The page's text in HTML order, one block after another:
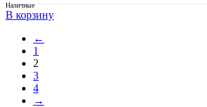
Наличные
В корзину
←
1
2
3
4
→